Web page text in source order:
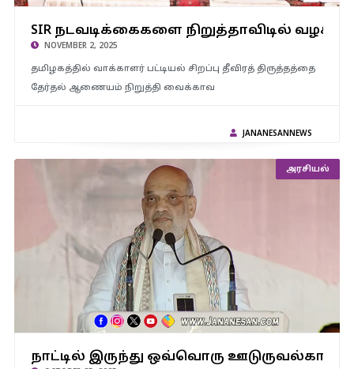
SIR நடவடிக்கைகளை நிறுத்தாவிடில் வழக்கு – அனைத்துக் கட்சிக்
கூட்டத்தில் தீர்மானம்
SIR நடவடிக்கைகளை நிறுத்தாவிடில் வழக்கு
NOVEMBER 2, 2025
தமிழகத்தில் வாக்காளர் பட்டியல் சிறப்பு தீவிரத் திருத்தத்தை
தேர்தல் ஆணையம் நிறுத்தி வைக்காவ
JANANESANNEWS
நாட்டில் இருந்து ஒவ்வொரு ஊடுருவல்காரர்களையும் வெளியேற்றும்
வேலையை எங்கள் அரசு செய்யும் – அமித்ஷா
அரசியல்
நாட்டில் இருந்து ஒவ்வொரு